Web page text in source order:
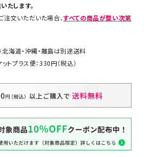
たします。
注文いただいた場合、すべての商品が整い次第
海道・沖縄・離島は別途送料
トプラス便：330円（税込）